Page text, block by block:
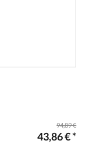
94,89 €
43,86 € *